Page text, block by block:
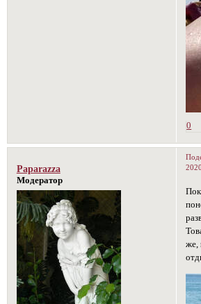
0
Paparazza
Модератор
же,